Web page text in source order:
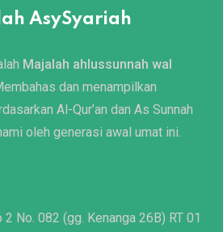
AsySyariah
Majalah ahlussunnah wal
dan menampilkan
Al-Qur’an dan As Sunnah
oleh generasi awal umat ini.
No. 082 (gg. Kenanga 26B) RT 01